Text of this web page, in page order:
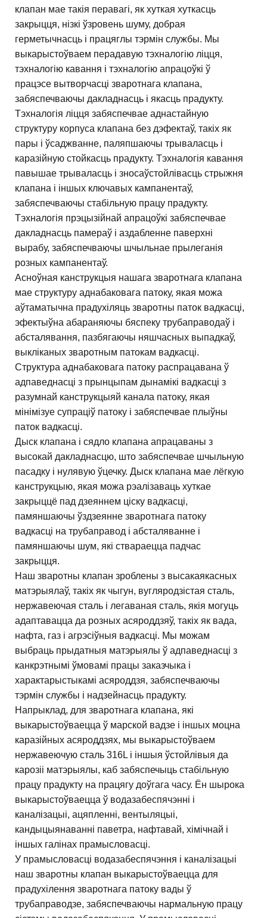
клапан мае такія перавагі, як хуткая хуткасць
закрыцця, нізкі ўзровень шуму, добрая
герметычнасць і працяглы тэрмін службы. Мы
выкарыстоўваем перадавую тэхналогію ліцця,
тэхналогію кавання і тэхналогію апрацоўкі ў
працэсе вытворчасці зваротнага клапана,
забяспечваючы дакладнасць і якасць прадукту.
Тэхналогія ліцця забяспечвае аднастайную
структуру корпуса клапана без дэфектаў, такіх як
пары і ўсаджванне, паляпшаючы трываласць і
каразійную стойкасць прадукту. Тэхналогія кавання
павышае трываласць і зносаўстойлівасць стрыжня
клапана і іншых ключавых кампанентаў,
забяспечваючы стабільную працу прадукту.
Тэхналогія прэцызійнай апрацоўкі забяспечвае
дакладнасць памераў і аздабленне паверхні
вырабу, забяспечваючы шчыльнае прылеганія
розных кампанентаў.
Асноўная канструкцыя нашага зваротнага клапана
мае структуру аднабаковага патоку, якая можа
аўтаматычна прадухіляць зваротны паток вадкасці,
эфектыўна абараняючы бяспеку трубаправодаў і
абсталявання, пазбягаючы няшчасных выпадкаў,
выкліканых зваротным патокам вадкасці.
Структура аднабаковага патоку распрацавана ў
адпаведнасці з прынцыпам дынамікі вадкасці з
разумнай канструкцыяй канала патоку, якая
мінімізуе супраціў патоку і забяспечвае плыўны
паток вадкасці.
Дыск клапана і сядло клапана апрацаваны з
высокай дакладнасцю, што забяспечвае шчыльную
пасадку і нулявую ўцечку. Дыск клапана мае лёгкую
канструкцыю, якая можа рэалізаваць хуткае
закрыццё пад дзеяннем ціску вадкасці,
памяншаючы ўздзеянне зваротнага патоку
вадкасці на трубаправод і абсталяванне і
памяншаючы шум, які ствараецца падчас
закрыцця.
Наш зваротны клапан зроблены з высакаякасных
матэрыялаў, такіх як чыгун, вугляродзістая сталь,
нержавеючая сталь і легаваная сталь, якія могуць
адаптавацца да розных асяроддзяў, такіх як вада,
нафта, газ і агрэсіўныя вадкасці. Мы можам
выбраць прыдатныя матэрыялы ў адпаведнасці з
канкрэтнымі ўмовамі працы заказчыка і
характарыстыкамі асяроддзя, забяспечваючы
тэрмін службы і надзейнасць прадукту.
Напрыклад, для зваротнага клапана, які
выкарыстоўваецца ў марской вадзе і іншых моцна
каразійных асяроддзях, мы выкарыстоўваем
нержавеючую сталь 316L і іншыя ўстойлівыя да
карозіі матэрыялы, каб забяспечыць стабільную
працу прадукту на працягу доўгага часу. Ён шырока
выкарыстоўваецца ў водазабеспячэнні і
каналізацыі, ацяпленні, вентыляцыі,
кандыцыянаванні паветра, нафтавай, хімічнай і
іншых галінах прамысловасці.
У прамысловасці водазабеспячэння і каналізацыі
наш зваротны клапан выкарыстоўваецца для
прадухілення зваротнага патоку вады ў
трубаправодзе, забяспечваючы нармальную працу